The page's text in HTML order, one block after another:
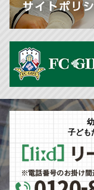
子ども